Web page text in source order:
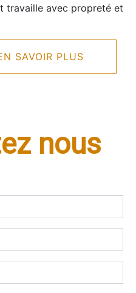
travaille avec propreté et
SAVOIR PLUS
nous